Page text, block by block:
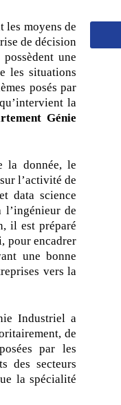
Universitaires
les moyens de
de décision
une
les situations
posés par
la
Génie
la donnée, le
l’activité de
data science
l’ingénieur de
il est préparé
pour encadrer
une bonne
vers la
Industriel a
de
par les
des secteurs
la spécialité